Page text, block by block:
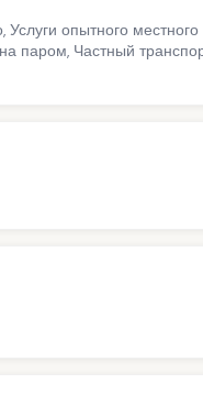
Услуги опытного
паром, Частный